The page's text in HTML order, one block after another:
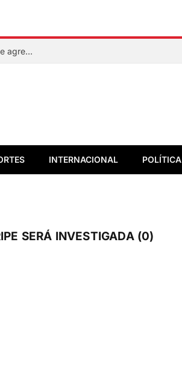
Mulher faz sinal de socorro, é resgatada por testemunhas e agressor acaba preso em flagrante
INTERNACIONAL POLÍTICA
SERÁ INVESTIGADA (0)